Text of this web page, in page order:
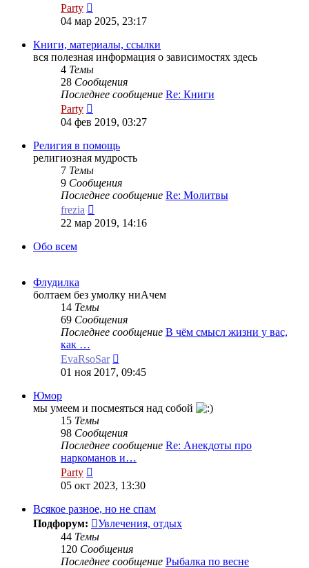
Party
к
последнему
сообщению
04 мар 2025, 23:17
Книги, материалы, ссылки
вся полезная информация о зависимостях здесь
4 Темы
28 Сообщения
Последнее сообщение Re: Книги
Party
к
последнему
сообщению
04 фев 2019, 03:27
Религия в помощь
религиозная мудрость
7 Темы
9 Сообщения
Последнее сообщение Re: Молитвы
frezia
к
последнему
22 мар 2019, 14:16
Обо всем
Флудилка
болтаем без умолку ниАчем
14 Темы
69 Сообщения
Последнее сообщение В чём смысл жизни у вас,
как …
EvaRsoSar
к
01 ноя 2017, 09:45
Юмор
мы умеем и посмеяться над собой
15 Темы
98 Сообщения
Последнее сообщение Re: Анекдоты про
наркоманов и…
Party
к
последнему
сообщению
05 окт 2023, 13:30
Всякое разное, но не спам
Подфорум:
Увлечения, отдых
44 Темы
120 Сообщения
Последнее сообщение Рыбалка по весне